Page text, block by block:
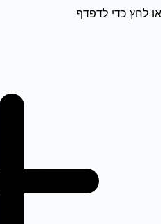
או לחץ כדי לדפדף